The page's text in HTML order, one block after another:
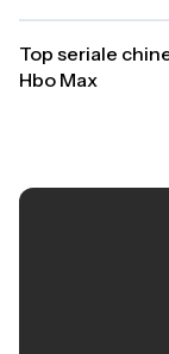
Top seriale
Hbo Max